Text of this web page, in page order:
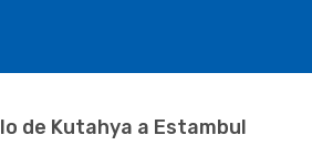
de Kutahya a Estambul